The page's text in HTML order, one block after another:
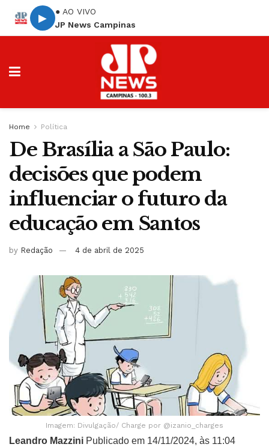
▶
● AO VIVO
JP News Campinas
Home Política
De Brasília a São Paulo:
decisões que podem
influenciar o futuro da
educação em Santos
by Redação 4 de abril de 2025
Imagem: Divulgação/ Charge por @izanio_charges
Leandro Mazzini Publicado em 14/11/2024, às 11:04